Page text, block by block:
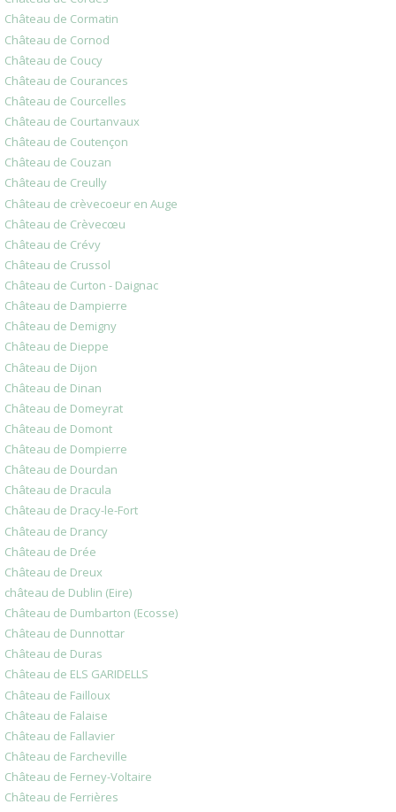
Château de Cormatin
Château de Cornod
Château de Coucy
Château de Courances
Château de Courcelles
Château de Courtanvaux
Château de Coutençon
Château de Couzan
Château de Creully
Château de crèvecoeur en Auge
Château de Crèvecœu
Château de Crévy
Château de Crussol
Château de Curton - Daignac
Château de Dampierre
Château de Demigny
Château de Dieppe
Château de Dijon
Château de Dinan
Château de Domeyrat
Château de Domont
Château de Dompierre
Château de Dourdan
Château de Dracula
Château de Dracy-le-Fort
Château de Drancy
Château de Drée
Château de Dreux
château de Dublin (Eire)
Château de Dumbarton (Ecosse)
Château de Dunnottar
Château de Duras
Château de ELS GARIDELLS
Château de Failloux
Château de Falaise
Château de Fallavier
Château de Farcheville
Château de Ferney-Voltaire
Château de Ferrières